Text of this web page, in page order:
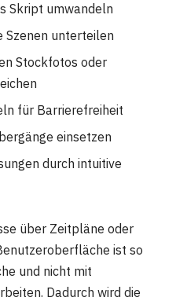
Skript umwandeln
Szenen unterteilen
Stockfotos oder
für Barrierefreiheit
einsetzen
durch intuitive
über Zeitpläne oder
ist so
und nicht mit
Dadurch wird die